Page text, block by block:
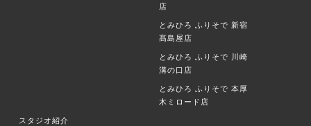
店
とみひろ ふりそで 新宿
髙島屋店
とみひろ ふりそで 川崎
溝の口店
とみひろ ふりそで 本厚
木ミロード店
スタジオ紹介